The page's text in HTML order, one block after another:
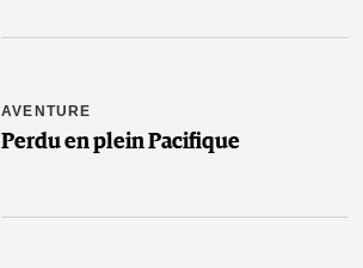
AVENTURE
Perdu en plein Pacifique